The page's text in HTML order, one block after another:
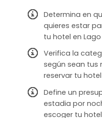
Determina en
quieres estar
tu hotel en
Verifica la
según sean tus
reservar tu hotel
Define un
estadia por
escoger tu